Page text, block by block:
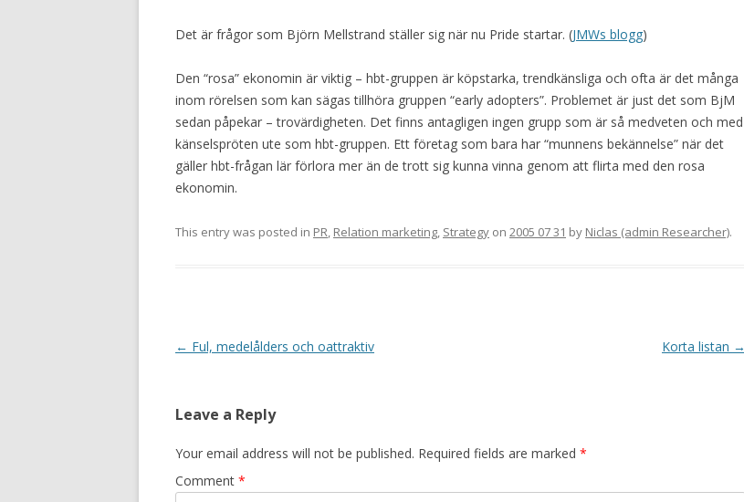
Det är frågor som Björn Mellstrand ställer sig när nu Pride startar. (JMWs blogg)
Den “rosa” ekonomin är viktig – hbt-gruppen är köpstarka, trendkänsliga och ofta är det många
inom rörelsen som kan sägas tillhöra gruppen “early adopters”. Problemet är just det som BjM
sedan påpekar – trovärdigheten. Det finns antagligen ingen grupp som är så medveten och med
känselspröten ute som hbt-gruppen. Ett företag som bara har “munnens bekännelse” när det
gäller hbt-frågan lär förlora mer än de trott sig kunna vinna genom att flirta med den rosa
ekonomin.
This entry was posted in PR, Relation marketing, Strategy on 2005 07 31 by Niclas (admin Researcher).
Post navigation
← Ful, medelålders och oattraktiv Korta listan →
Leave a Reply
Your email address will not be published. Required fields are marked *
Comment *